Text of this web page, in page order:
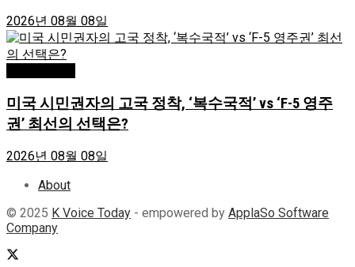
2026년 08월 08일
미국 시민권자의 고국 정착, ‘복수국적’ vs ‘F-5 영주
권’ 최선의 선택은?
2026년 08월 08일
About
© 2025 K Voice Today - empowered by ApplaSo Software
Company